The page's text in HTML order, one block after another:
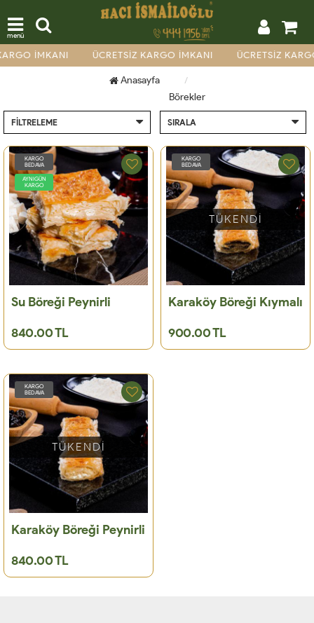
menü
İMKANI ÜCRETSİZ KARGO İMKANI ÜCRETSİZ
Anasayfa
Börekler
FILTRELEME SIRALA
KARGO
BEDAVA
AYNIGÜN
KARGO
Su Böreği Peynirli
840.00 TL
KARGO
BEDAVA
TÜKENDİ
Karaköy Böreği Kıymalı
900.00 TL
KARGO
BEDAVA
TÜKENDİ
Karaköy Böreği Peynirli
840.00 TL